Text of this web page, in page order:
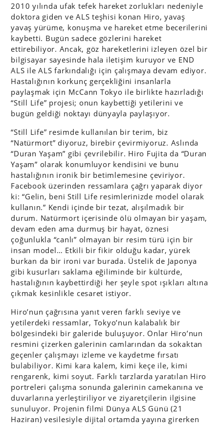
2010 yılında ufak tefek hareket zorlukları nedeniyle
doktora giden ve ALS teşhisi konan Hiro, yavaş
yavaş yürüme, konuşma ve hareket etme becerilerini
kaybetti. Bugün sadece gözlerini hareket
ettirebiliyor. Ancak, göz hareketlerini izleyen özel bir
bilgisayar sayesinde hala iletişim kuruyor ve END
ALS ile ALS farkındalığı için çalışmaya devam ediyor.
Hastalığının korkunç gerçekliğini insanlarla
paylaşmak için McCann Tokyo ile birlikte hazırladığı
“Still Life” projesi; onun kaybettiği yetilerini ve
bugün geldiği noktayı dünyayla paylaşıyor.
“Still Life” resimde kullanılan bir terim, biz
“Natürmort” diyoruz, birebir çevirmiyoruz. Aslında
“Duran Yaşam” gibi çevrilebilir. Hiro Fujita da “Duran
Yaşam” olarak konumluyor kendisini ve bunu
hastalığının ironik bir betimlemesine çeviriyor.
Facebook üzerinden ressamlara çağrı yaparak diyor
ki: “Gelin, beni Still Life resimlerinizde model olarak
kullanın.” Kendi içinde bir tezat, alışılmadık bir
durum. Natürmort içerisinde ölü olmayan bir yaşam,
devam eden ama durmuş bir hayat, öznesi
çoğunlukla “canlı” olmayan bir resim türü için bir
insan model… Etkili bir fikir olduğu kadar, yürek
burkan da bir ironi var burada. Üstelik de Japonya
gibi kusurları saklama eğiliminde bir kültürde,
hastalığının kaybettirdiği her şeyle spot ışıkları altına
çıkmak kesinlikle cesaret istiyor.
Hiro’nun çağrısına yanıt veren farklı seviye ve
yetilerdeki ressamlar, Tokyo’nun kalabalık bir
bölgesindeki bir galeride buluşuyor. Onlar Hiro’nun
resmini çizerken galerinin camlarından da sokaktan
geçenler çalışmayı izleme ve kaydetme fırsatı
bulabiliyor. Kimi kara kalem, kimi keçe ile, kimi
rengarenk, kimi soyut. Farklı tarzlarda yaratılan Hiro
portreleri çalışma sonunda galerinin camekanına ve
duvarlarına yerleştiriliyor ve ziyaretçilerin ilgisine
sunuluyor. Projenin filmi Dünya ALS Günü (21
Haziran) vesilesiyle dijital ortamda yayına girerken